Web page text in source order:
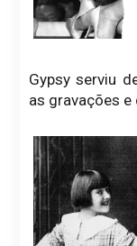
Gypsy serviu
as gravações e